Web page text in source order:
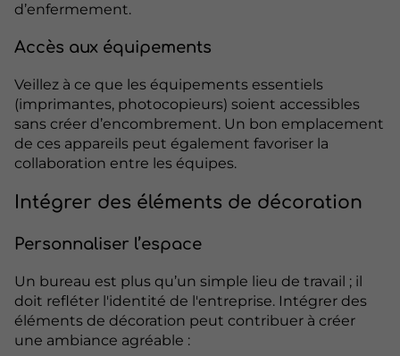
d’enfermement.
Accès aux équipements
Veillez à ce que les équipements essentiels
(imprimantes, photocopieurs) soient accessibles
sans créer d’encombrement. Un bon emplacement
de ces appareils peut également favoriser la
collaboration entre les équipes.
Intégrer des éléments de décoration
Personnaliser l’espace
Un bureau est plus qu’un simple lieu de travail ; il
doit refléter l'identité de l'entreprise. Intégrer des
éléments de décoration peut contribuer à créer
une ambiance agréable :